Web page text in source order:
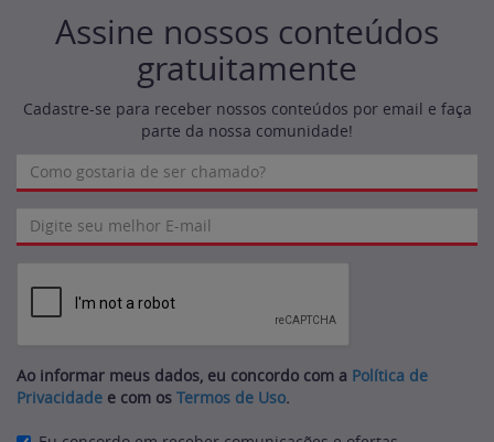
Assine nossos conteúdos
gratuitamente
Cadastre-se para receber nossos conteúdos por email e faça
parte da nossa comunidade!
Ao informar meus dados, eu concordo com a Política de
Privacidade e com os Termos de Uso.